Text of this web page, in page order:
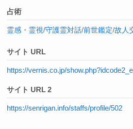
占術
霊感 ・ 霊視/守護霊対話/前世鑑定/故人
サイト URL
https://vernis.co.jp/
サイト URL 2
https://senrigan.info/staffs/profile/502